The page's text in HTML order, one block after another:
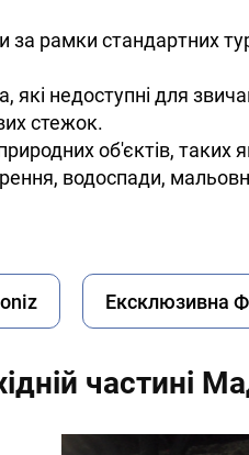
рамки стандартних
недоступні для
стежок.
об'єктів, таких
водоспади,
Ексклюзивна
частині